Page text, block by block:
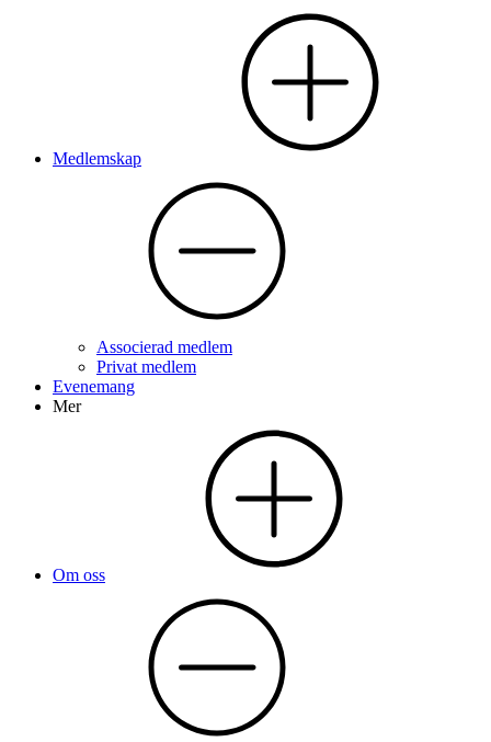
Medlemskap
Associerad medlem
Privat medlem
Evenemang
Mer
Om oss